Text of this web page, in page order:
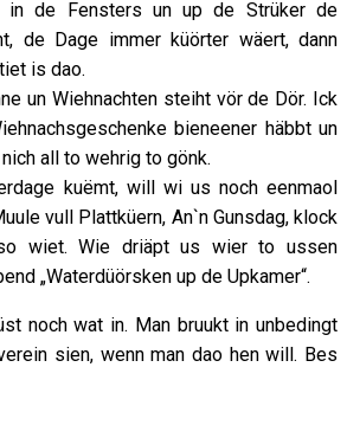
in de Fensters un up de Strüker de
de Dage immer küörter wäert, dann
is dao.
un Wiehnachten steiht vör de Dör. Ick
bieneener häbbt un
all to wehrig to gönk.
kuëmt, will wi us noch eenmaol
vull Plattküern, An`n Gunsdag, klock
wiet. Wie driäpt us wier to ussen
„Waterdüörsken up de Upkamer“.
noch wat in. Man bruukt in unbedingt
sien, wenn man dao hen will. Bes